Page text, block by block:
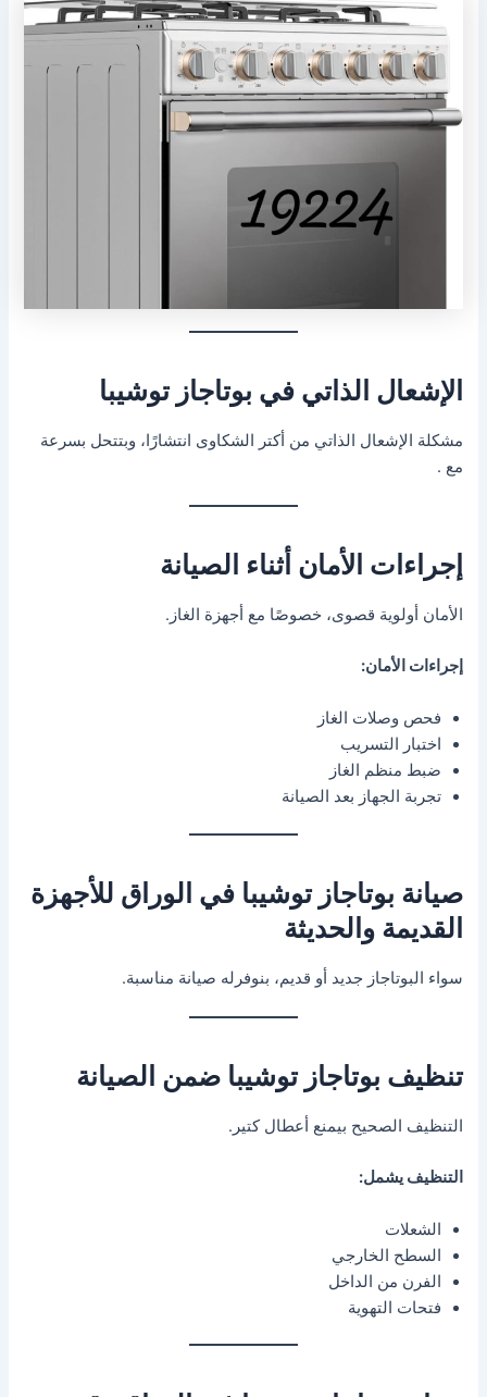
الإشعال الذاتي في بوتاجاز توشيبا
مشكلة الإشعال الذاتي من أكتر الشكاوى انتشارًا، وبتتحل بسرعة
مع .
إجراءات الأمان أثناء الصيانة
الأمان أولوية قصوى، خصوصًا مع أجهزة الغاز.
إجراءات الأمان:
فحص وصلات الغاز
اختبار التسريب
ضبط منظم الغاز
تجربة الجهاز بعد الصيانة
صيانة بوتاجاز توشيبا في الوراق للأجهزة
القديمة والحديثة
سواء البوتاجاز جديد أو قديم، بنوفرله صيانة مناسبة.
تنظيف بوتاجاز توشيبا ضمن الصيانة
التنظيف الصحيح بيمنع أعطال كتير.
التنظيف يشمل:
الشعلات
السطح الخارجي
الفرن من الداخل
فتحات التهوية